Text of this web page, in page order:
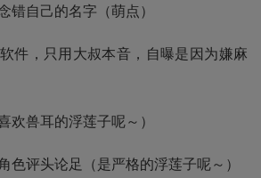
错自己的名字（萌点）
件，只用大叔本音，自曝是因为嫌麻
欢兽耳的浮莲子呢～）
色评头论足（是严格的浮莲子呢～）